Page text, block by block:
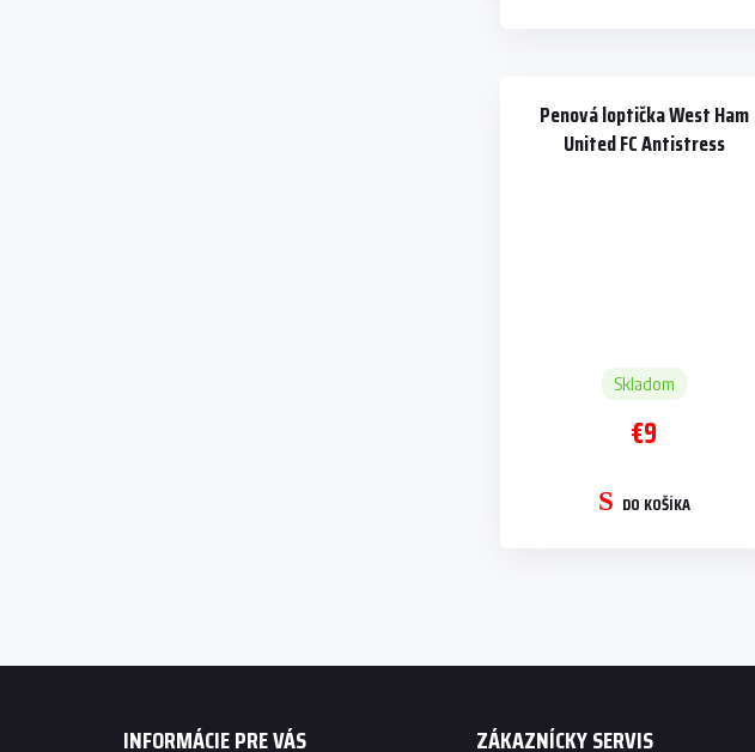
Penová loptička West Ham
United FC Antistress
Skladom
€9
DO KOŠÍKA
Z
INFORMÁCIE PRE VÁS